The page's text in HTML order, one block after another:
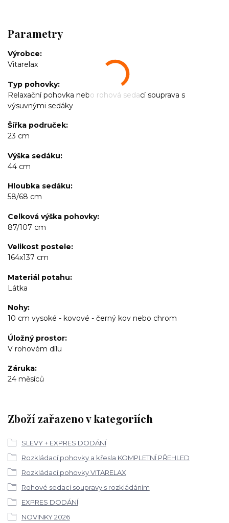
Parametry
Výrobce
Vitarelax
Typ pohovky
Relaxační pohovka nebo rohová sedací souprava s
výsuvnými sedáky
Šířka područek
23 cm
Výška sedáku
44 cm
Hloubka sedáku
58/68 cm
Celková výška pohovky
87/107 cm
Velikost postele
164x137 cm
Materiál potahu
Látka
Nohy
10 cm vysoké - kovové - černý kov nebo chrom
Úložný prostor
V rohovém dílu
Záruka
24 měsíců
Zboží zařazeno v kategoriích
SLEVY + EXPRES DODÁNÍ
Rozkládací pohovky a křesla KOMPLETNÍ PŘEHLED
Rozkládací pohovky VITARELAX
Rohové sedací soupravy s rozkládáním
EXPRES DODÁNÍ
NOVINKY 2026